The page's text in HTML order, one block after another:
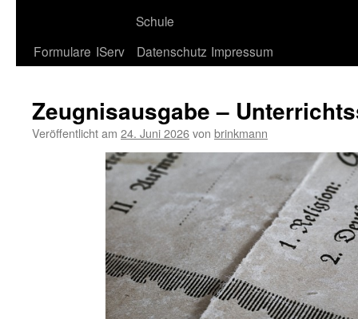
Schule
Formulare IServ Datenschutz Impressum
Zeugnisausgabe –
Veröffentlicht am 24. Juni 2026von brinkmann